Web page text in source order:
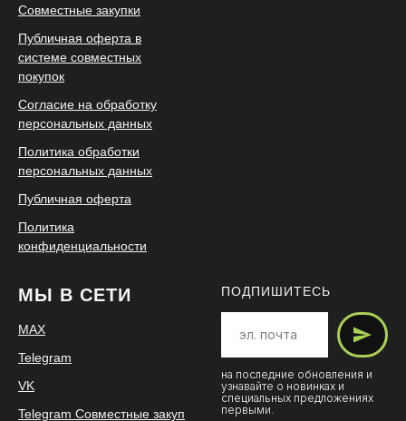
Совместные закупки
Публичная оферта в
системе совместных
покупок
Согласие на обработку
персональных данных
Политика обработки
персональных данных
Публичная оферта
Политика
конфиденциальности
МЫ В СЕТИ
MAX
Telegram
VK
Telegram Совместные закуп
ПОДПИШИТЕСЬ
на последние обновления и
узнавайте о новинках и
специальных предложениях
первыми.